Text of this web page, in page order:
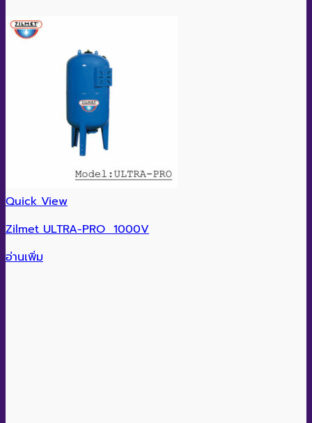
Quick View
Zilmet ULTRA-PRO 1000V
อ่านเพิ่ม